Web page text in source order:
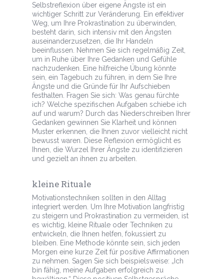
Selbstreflexion über eigene Ängste ist ein
wichtiger Schritt zur Veränderung. Ein effektiver
Weg, um Ihre Prokrastination zu überwinden,
besteht darin, sich intensiv mit den Ängsten
auseinanderzusetzen, die Ihr Handeln
beeinflussen. Nehmen Sie sich regelmäßig Zeit,
um in Ruhe über Ihre Gedanken und Gefühle
nachzudenken. Eine hilfreiche Übung könnte
sein, ein Tagebuch zu führen, in dem Sie Ihre
Ängste und die Gründe für Ihr Aufschieben
festhalten. Fragen Sie sich: Was genau fürchte
ich? Welche spezifischen Aufgaben schiebe ich
auf und warum? Durch das Niederschreiben Ihrer
Gedanken gewinnen Sie Klarheit und können
Muster erkennen, die Ihnen zuvor vielleicht nicht
bewusst waren. Diese Reflexion ermöglicht es
Ihnen, die Wurzel Ihrer Ängste zu identifizieren
und gezielt an ihnen zu arbeiten.
kleine Rituale
Motivationstechniken sollten in den Alltag
integriert werden. Um Ihre Motivation langfristig
zu steigern und Prokrastination zu vermeiden, ist
es wichtig, kleine Rituale oder Techniken zu
entwickeln, die Ihnen helfen, fokussiert zu
bleiben. Eine Methode könnte sein, sich jeden
Morgen eine kurze Zeit für positive Affirmationen
zu nehmen. Sagen Sie sich beispielsweise: „Ich
bin fähig, meine Aufgaben erfolgreich zu